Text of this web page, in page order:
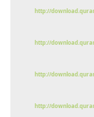
http://
http://
http://
http://